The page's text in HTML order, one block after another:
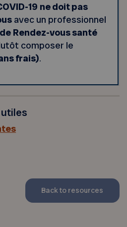
19 ne doit pas
avec un professionnel
Rendez-vous santé
composer le
frais).
Back to resources